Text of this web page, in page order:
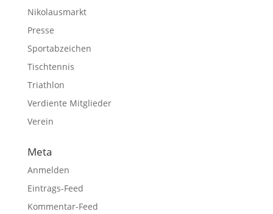
Nikolausmarkt
Presse
Sportabzeichen
Tischtennis
Triathlon
Verdiente Mitglieder
Verein
Meta
Anmelden
Eintrags-Feed
Kommentar-Feed